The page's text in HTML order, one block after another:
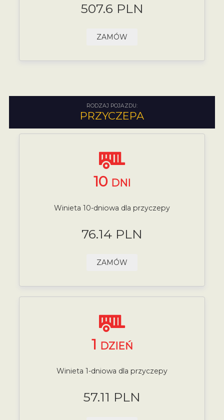
507.6 PLN
ZAMÓW
RODZAJ POJAZDU:
PRZYCZEPA
10 DNI
Winieta 10-dniowa dla przyczepy
76.14 PLN
ZAMÓW
1 DZIEŃ
Winieta 1-dniowa dla przyczepy
57.11 PLN